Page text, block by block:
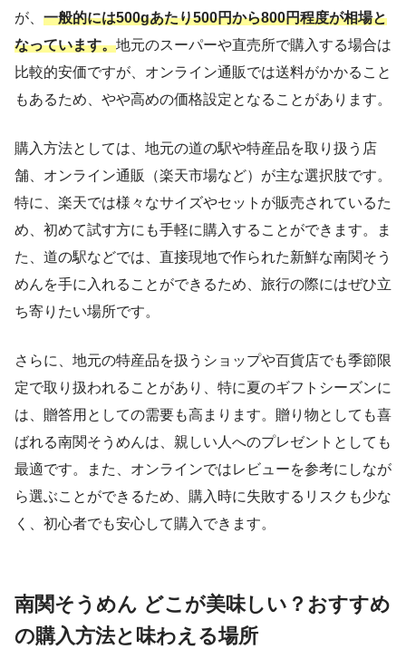
が、 一般的には500gあたり500円から800円程度が相場と
なっています。地元のスーパーや直売所で購入する場合は
比較的安価ですが、オンライン通販では送料がかかること
もあるため、やや高めの価格設定となることがあります。
購入方法としては、地元の道の駅や特産品を取り扱う店
舗、オンライン通販（楽天市場など）が主な選択肢です。
特に、楽天では様々なサイズやセットが販売されているた
め、初めて試す方にも手軽に購入することができます。ま
た、道の駅などでは、直接現地で作られた新鮮な南関そう
めんを手に入れることができるため、旅行の際にはぜひ立
ち寄りたい場所です。
さらに、地元の特産品を扱うショップや百貨店でも季節限
定で取り扱われることがあり、特に夏のギフトシーズンに
は、贈答用としての需要も高まります。贈り物としても喜
ばれる南関そうめんは、親しい人へのプレゼントとしても
最適です。また、オンラインではレビューを参考にしなが
ら選ぶことができるため、購入時に失敗するリスクも少な
く、初心者でも安心して購入できます。
南関そうめん どこが美味しい？おすすめ
の購入方法と味わえる場所